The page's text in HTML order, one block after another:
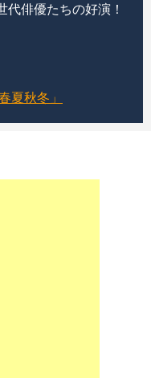
俳優たちの好演！
夏秋冬」